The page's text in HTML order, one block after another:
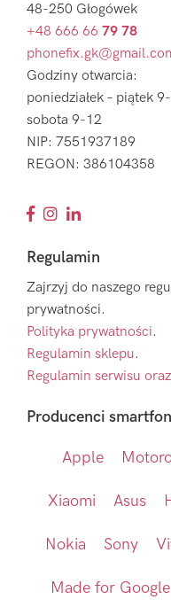
48-250 Głogówek
+48 666 66 79 78
Godziny otwarcia:
poniedziałek – piątek
sobota 9-12
NIP: 7551937189
REGON: 386104358
Regulamin
Zajrzyj do naszego
prywatności.
Polityka prywatności.
Regulamin sklepu.
Regulamin serwisu
Producenci
Apple
Xiaomi Asus
Nokia Sony
Made for Google